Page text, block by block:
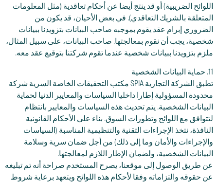
اللوائح الضريبية) أو قد ينتج أيضا عن أحكام تعاقدية (مثل المعلومات
المتعلقة بالشريك التعاقدي). في بعض الأحيان، قد يكون من
الضروري إبرام عقد يقوم بموجبه صاحب البيانات بتزويدنا ببيانات
شخصية، يجب أن نقوم بمعالجتها. صاحب البيانات، على سبيل المثال،
ملزم بتزويدنا ببيانات شخصية عندما تقوم شركتنا بتوقيع عقد معه.
11. حماية البيانات الشخصية
تطبق الشركة التجارية SPIA مكتب التحقيقات الخاصة السرية شركة
محدودة المسؤولية إطارا داخليا السياسات والمعايير الدنيا لحماية
البيانات الشخصية. يتم تحديث هذه السياسات والمعايير بانتظام
لتتوافق مع اللوائح وتطورات السوق. بناء على الأحكام القانونية
النافذة، نتخذ الإجراءات التقنية والتنظيمية المناسبة (السياسات
والإجراءات والأمان وما إلى ذلك) من أجل ضمان سرية وسلامة
البيانات الشخصية، ولضمان الإطار اللازم لمعالجتها.
عن طريق الوصول إلى موقعنا، يصرح المستخدم صراحة أنه تم تبليغه
عن حقوقه والتزاماته وفقا لأحكام هذه اللوائح ويتعهد برعاية شروط